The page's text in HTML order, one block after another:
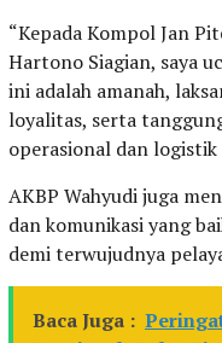
“Kepada Kompol Jan
Hartono Siagian, saya
ini adalah amanah,
loyalitas, serta
operasional dan
AKBP Wahyudi juga
dan komunikasi yang
demi terwujudnya
Baca Juga :